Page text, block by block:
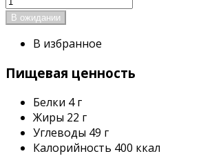
В избранное
Пищевая ценность
Белки 4 г
Жиры 22 г
Углеводы 49 г
Калорийность 400 ккал